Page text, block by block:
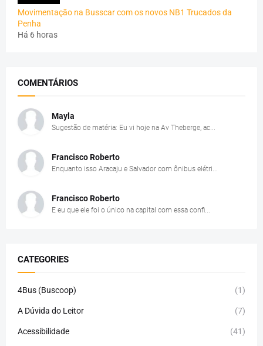
Movimentação na Busscar com os novos NB1 Trucados da
Penha
Há 6 horas
COMENTÁRIOS
Mayla
Sugestão de matéria: Eu vi hoje na Av Theberge, ac...
Francisco Roberto
Enquanto isso Aracaju e Salvador com ônibus elétri...
Francisco Roberto
E eu que ele foi o único na capital com essa confi...
CATEGORIES
4Bus (Buscoop) (1)
A Dúvida do Leitor (7)
Acessibilidade (41)